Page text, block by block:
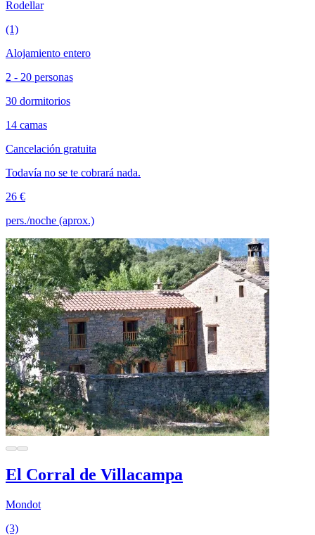
Rodellar
(1)
Alojamiento entero
2 - 20 personas
30 dormitorios
14 camas
Cancelación gratuita
Todavía no se te cobrará nada.
26 €
pers./noche (aprox.)
El Corral de Villacampa
Mondot
(3)